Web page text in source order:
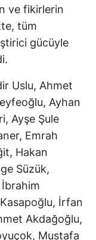
ve fikirlerin
tüm
gücüyle
Uslu, Ahmet
Ayhan
Ayşe Şule
Emrah
Hakan
Süzük,
İrfan
Akdağoğlu,
Mustafa